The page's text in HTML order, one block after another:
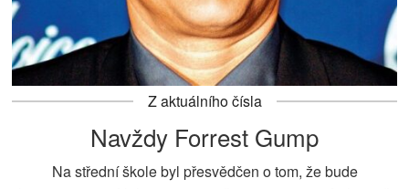
Z aktuálního čísla
Navždy Forrest Gump
Na střední škole byl přesvědčen o tom, že bude